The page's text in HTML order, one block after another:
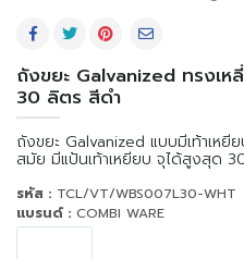
ถังขยะ Galvanized ทรงเ
30 ลิตร สีดำ
ถังขยะ Galvanized แบบมีเท้าเห
สมัย มีแป้นเท้าเหยียบ จุได้สูงสุด
รหัส : TCL/VT/WBS007L30-WHT
แบรนด์ : COMBI WARE